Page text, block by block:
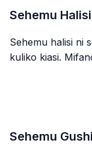
Sehemu
Sehemu halisi ni
kuliko kiasi.
Sehemu